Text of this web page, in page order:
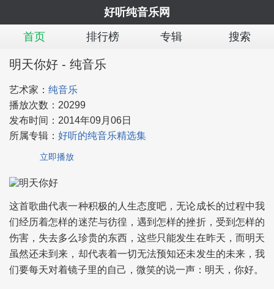
好听纯音乐网
首页
排行榜 专辑 搜索
明天你好 - 纯音乐
艺术家： 纯音乐
播放次数： 20299
发布时间： 2014年09月06日
所属专辑： 好听的纯音乐精选集
立即播放
这首歌曲代表一种积极的人生态度吧，无论成长的过程中我
们经历着怎样的迷茫与彷徨，遇到怎样的挫折，受到怎样的
伤害，失去多么珍贵的东西，这些只能发生在昨天，而明天
虽然还未到来，却代表着一切无法预知还未发生的未来，我
们要每天对着镜子里的自己，微笑的说一声：明天，你好。